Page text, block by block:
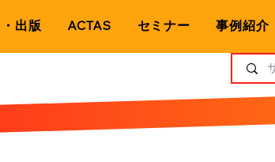
出版 ACTAS セミナー 事例紹介